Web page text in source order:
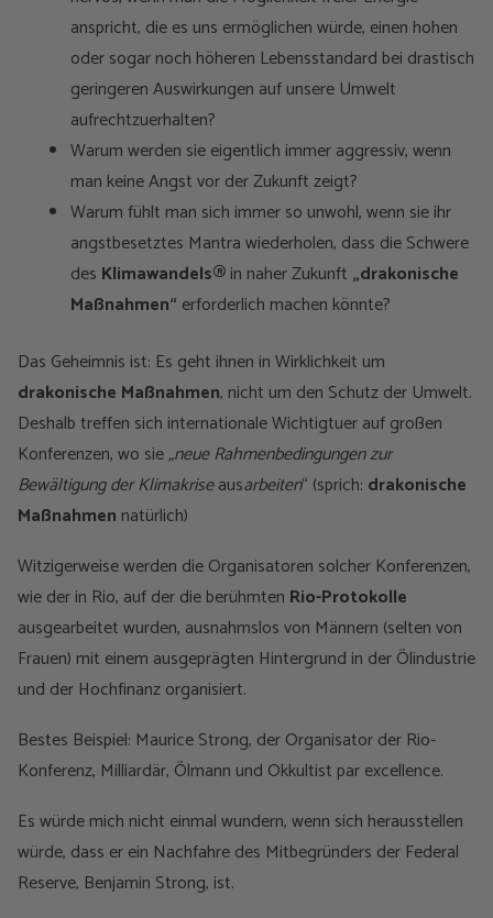
anspricht, die es uns ermöglichen würde, einen hohen
oder sogar noch höheren Lebensstandard bei drastisch
geringeren Auswirkungen auf unsere Umwelt
aufrechtzuerhalten?
Warum werden sie eigentlich immer aggressiv, wenn
man keine Angst vor der Zukunft zeigt?
Warum fühlt man sich immer so unwohl, wenn sie ihr
angstbesetztes Mantra wiederholen, dass die Schwere
des Klimawandels®in naher Zukunft „drakonische
Maßnahmen“ erforderlich machen könnte?
Das Geheimnis ist: Es geht ihnen in Wirklichkeit um
drakonische Maßnahmen, nicht um den Schutz der Umwelt.
Deshalb treffen sich internationale Wichtigtuer auf großen
Konferenzen, wo sie„neue Rahmenbedingungen zur
Bewältigung der Klimakriseausarbeiten“ (sprich: drakonische
Maßnahmen natürlich)
Witzigerweise werden die Organisatoren solcher Konferenzen,
wie der in Rio, auf der die berühmten Rio-Protokolle
ausgearbeitet wurden, ausnahmslos von Männern (selten von
Frauen) mit einem ausgeprägten Hintergrund in der Ölindustrie
und der Hochfinanz organisiert.
Bestes Beispiel: Maurice Strong, der Organisator der Rio-
Konferenz, Milliardär, Ölmann und Okkultist par excellence.
Es würde mich nicht einmal wundern, wenn sich herausstellen
würde, dass er ein Nachfahre des Mitbegründers der Federal
Reserve, Benjamin Strong, ist.